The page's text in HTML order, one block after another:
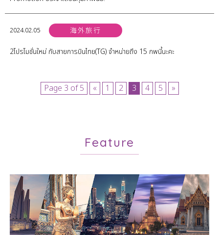
2024.02.05 海外旅行
2โปรโมชั่นใหม่ กับสายการบินไทย(TG) จำหน่ายถึง 15 กพนี้นะคะ
Page 3 of 5 « 1 2 3 4 5 »
Feature